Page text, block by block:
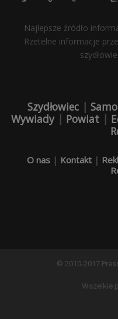
Najlepsze źródło
Rzetelne informacje
Szydłowiec |
Wywiady| Powiat |
O nas| Kontakt|
© 2010-2017
Wszelkie